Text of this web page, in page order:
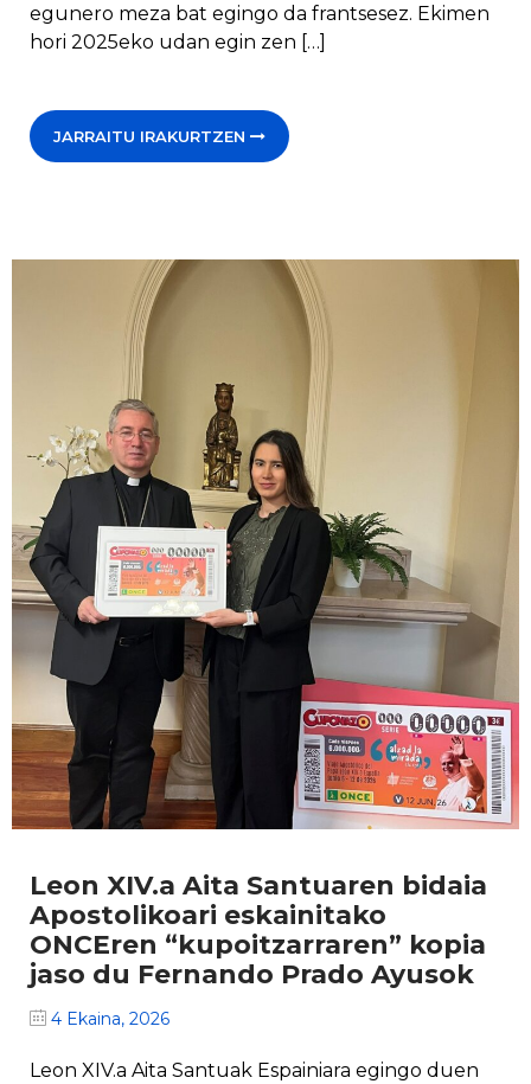
egunero meza bat egingo da frantsesez. Ekimen
hori 2025eko udan egin zen […]
JARRAITU IRAKURTZEN
Leon XIV.a Aita Santuaren bidaia
Apostolikoari eskainitako
ONCEren “kupoitzarraren” kopia
jaso du Fernando Prado Ayusok
4 Ekaina, 2026
Leon XIV.a Aita Santuak Espainiara egingo duen